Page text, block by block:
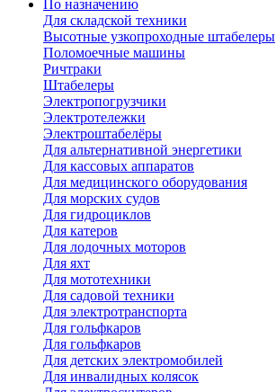
По назначению
Для складской техники
Высотные узкопроходные штабелеры
Поломоечные машины
Ричтраки
Штабелеры
Электропогрузчики
Электротележки
Электроштабелёры
Для альтернативной энергетики
Для кассовых аппаратов
Для медицинского оборудования
Для морских судов
Для гидроциклов
Для катеров
Для лодочных моторов
Для яхт
Для мототехники
Для садовой техники
Для электротранспорта
Для гольфкаров
Для гольфкаров
Для детских электромобилей
Для инвалидных колясок